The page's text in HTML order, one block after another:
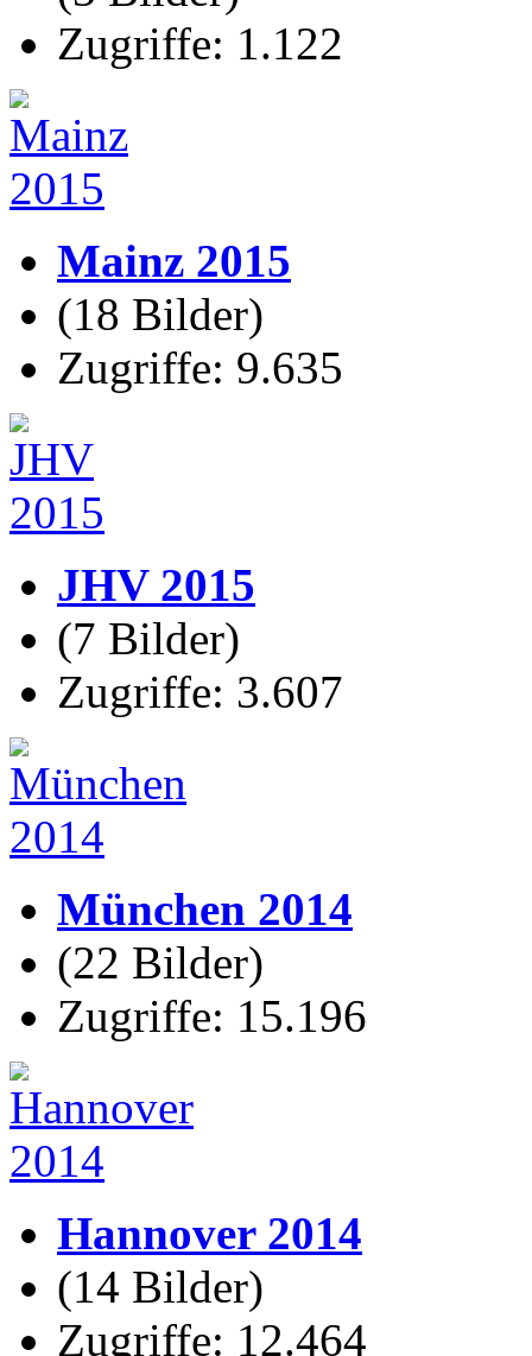
Zugriffe: 1.122
Mainz 2015
(18 Bilder)
Zugriffe: 9.635
JHV 2015
(7 Bilder)
Zugriffe: 3.607
München 2014
(22 Bilder)
Zugriffe: 15.196
Hannover 2014
(14 Bilder)
Zugriffe: 12.464